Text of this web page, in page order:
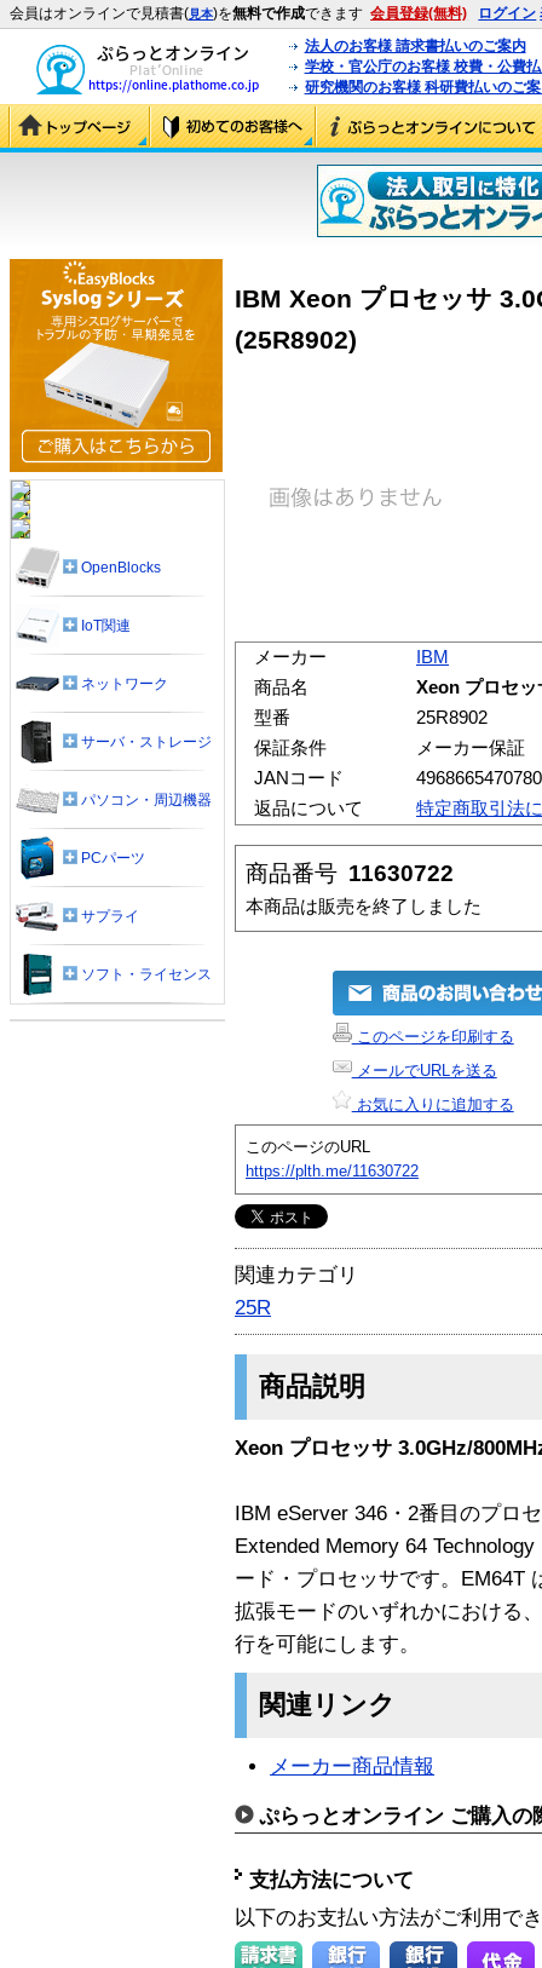
会員はオンラインで見積書(見本)を無料で作成できます 会員登録(無料) ログイン
法人のお客様 請求書払いのご案内
学校・官公庁のお客様 校費・公費
研究機関のお客様 科研費払いのご
IBM Xeon プロセッサ
(25R8902)
メーカー
IBM
商品名
Xeon プロセ
型番
25R8902
保証条件
メーカー保証
JANコード
4968665470780
返品について
特定商取引法
商品番号 11630722
本商品は販売を終了しました
このページを印刷する
メールでURLを送る
お気に入りに追加する
このページのURL
https://plth.me/11630722
関連カテゴリ
25R
商品説明
Xeon プロセッサ 3.0GHz/
IBM eServer 346・2番目のプロ
Extended Memory 64
ード・プロセッサです。EM64T
拡張モードのいずれかにおける
行を可能にします。
関連リンク
メーカー商品情報
ぷらっとオンライン ご購入の
支払方法について
以下のお支払い方法がご利用で
OpenBlocks
IoT関連
ネットワーク
サーバ・ストレージ
パソコン・周辺機器
PCパーツ
サプライ
ソフト・ライセンス